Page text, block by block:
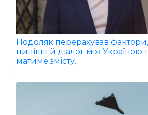
Подоляк перерахував фактори,
нинішній діалог між Україною
матиме змісту.